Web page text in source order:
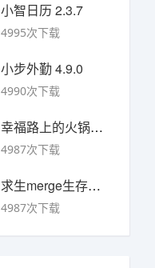
小智日历 2.3.7
4995次下载
小步外勤 4.9.0
4990次下载
幸福路上的火锅店官方版 v5.3.5安卓版
4987次下载
求生merge生存之地手机版 v1.48.0安卓版
4987次下载